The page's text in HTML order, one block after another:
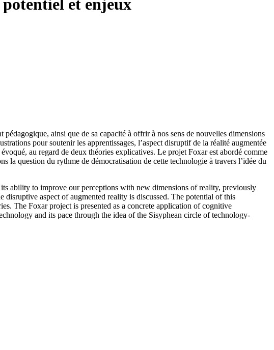
et enjeux
ainsi que de sa capacité à offrir à nos sens de nouvelles dimensions
pour soutenir les apprentissages, l’aspect disruptif de la réalité augmentée
au regard de deux théories explicatives. Le projet Foxar est abordé comme
la question du rythme de démocratisation de cette technologie à travers l’idée du
ability to improve our perceptions with new dimensions of reality, previously
aspect of augmented reality is discussed. The potential of this
The Foxar project is presented as a concrete application of cognitive
and its pace through the idea of the Sisyphean circle of technology-